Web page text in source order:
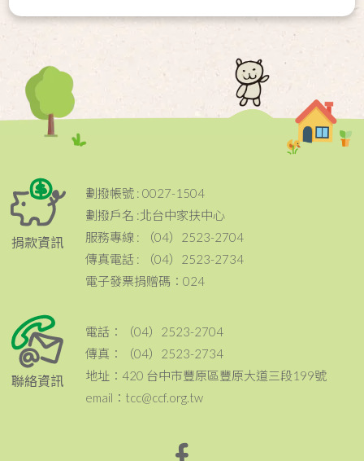
捐款資訊
劃撥帳號 : 0027-1504
劃撥戶名 :北台中家扶中心
服務專線 : （04）2523-2704
傳真電話 : （04）2523-2734
電子發票捐贈碼：024
聯絡資訊
電話：（04）2523-2704
傳真：（04）2523-2734
地址：420 台中市豐原區豐原大道三段199號
email：tcc@ccf.org.tw